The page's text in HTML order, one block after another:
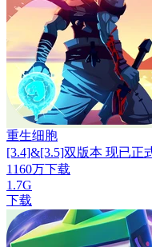
重生细胞
[3.4]&[3.5]双版本 现已正
1160万下载
1.7G
下载